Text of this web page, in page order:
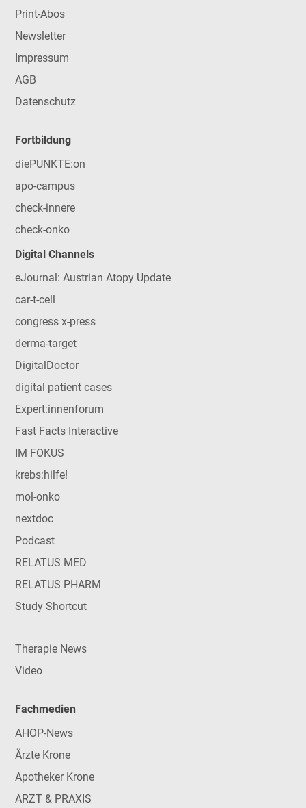
Print-Abos
Newsletter
Impressum
AGB
Datenschutz
Fortbildung
diePUNKTE:on
apo-campus
check-innere
check-onko
Digital Channels
eJournal: Austrian Atopy Update
car-t-cell
congress x-press
derma-target
DigitalDoctor
digital patient cases
Expert:innenforum
Fast Facts Interactive
IM FOKUS
krebs:hilfe!
mol-onko
nextdoc
Podcast
RELATUS MED
RELATUS PHARM
Study Shortcut
Therapie News
Video
Fachmedien
AHOP-News
Ärzte Krone
Apotheker Krone
ARZT & PRAXIS